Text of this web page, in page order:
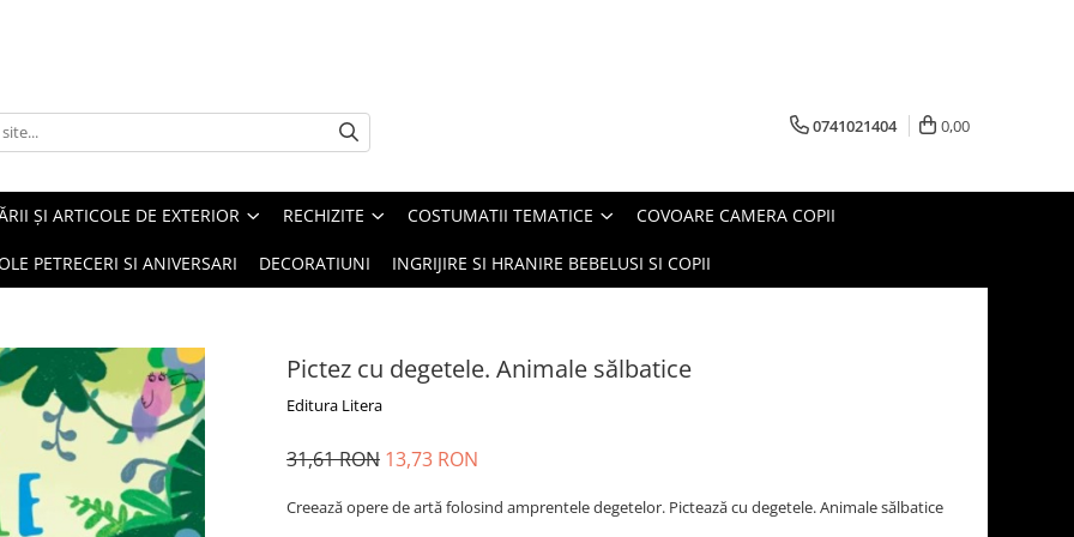
0741021404 0,00
ȘI ARTICOLE DE EXTERIOR RECHIZITE COSTUMATII TEMATICE COVOARE CAMERA COPII
PETRECERI SI ANIVERSARI DECORATIUNI INGRIJIRE SI HRANIRE BEBELUSI SI COPII
Pictez cu degetele. Animale sălbatice
Editura Litera
31,61 RON 13,73 RON
Creează opere de artă folosind amprentele degetelor. Pictează cu degetele. Animale sălbatice